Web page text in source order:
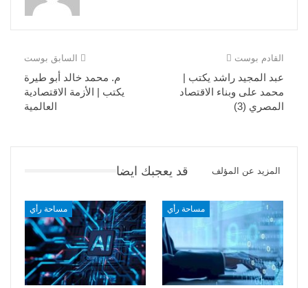
السابق بوست
م. محمد خالد أبو طيرة
يكتب | الأزمة الاقتصادية
العالمية
القادم بوست
عبد المجيد راشد يكتب |
محمد على وبناء الاقتصاد
المصري (3)
قد يعجبك ايضا المزيد عن المؤلف
مساحة رأي مساحة رأي